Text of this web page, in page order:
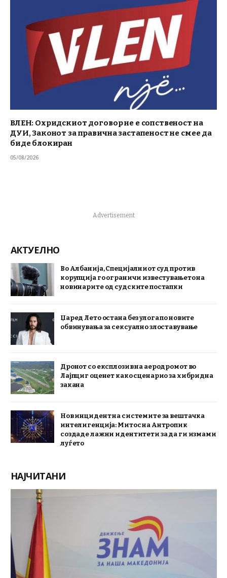
ВЛЕН: Охридскиот договор не е сопственост на
ДУИ, Законот за правична застапеност не смее да
биде блокиран
05/08/2026
Advertisement
АКТУЕЛНО
Во Албанија, Специјалниот суд против
корупција го ограничи известувањето на
новинарите од судските постапки
Џаред Лето остана без улога по новите
обвинувања за сексуално злоставување
Дронот со експлозив на аеродромот во
Лајпциг оценет како сценарио за хибридна
закана
Нов инцидент на системите за вештачка
интелигенција: Митос на Антропик
создаде лажни идентитети за да ги измами
луѓето
НАЈЧИТАНИ